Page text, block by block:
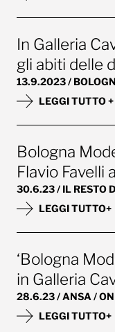
In Galleria
gli abiti delle
13.9.2023 /
LEGGI TUTTO +
Bologna
Flavio Favelli
30.6.23 / IL RESTO
LEGGI TUTTO+
‘Bologna
in Galleria
28.6.23 / ANSA /
LEGGI TUTTO+